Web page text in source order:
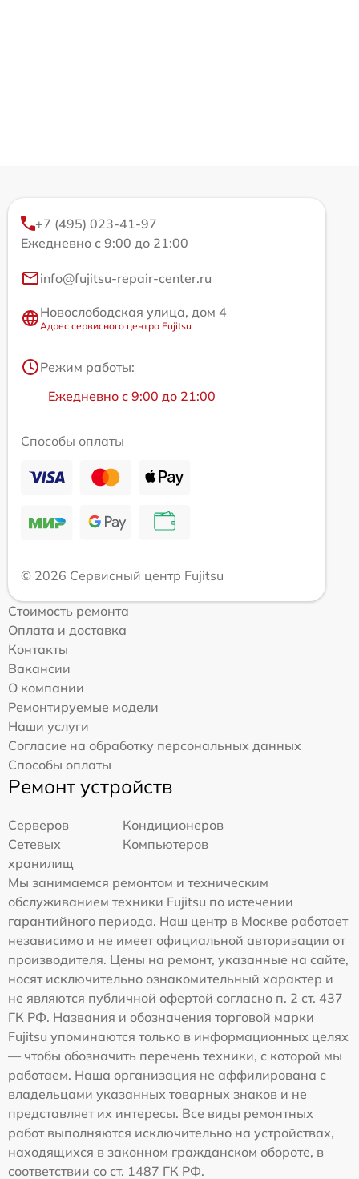
+7 (495) 023-41-97
Ежедневно с 9:00 до 21:00
info@fujitsu-repair-center.ru
Новослободская улица, дом 4
Адрес сервисного центра Fujitsu
Режим работы:
Ежедневно с 9:00 до 21:00
Способы оплаты
© 2026 Сервисный центр Fujitsu
Стоимость ремонта
Оплата и доставка
Контакты
Вакансии
О компании
Ремонтируемые модели
Наши услуги
Согласие на обработку персональных данных
Способы оплаты
Ремонт устройств
Серверов
Кондиционеров
Сетевых
хранилищ
Компьютеров
Мы занимаемся ремонтом и техническим
обслуживанием техники Fujitsu по истечении
гарантийного периода. Наш центр в Москве работает
независимо и не имеет официальной авторизации от
производителя. Цены на ремонт, указанные на сайте,
носят исключительно ознакомительный характер и
не являются публичной офертой согласно п. 2 ст. 437
ГК РФ. Названия и обозначения торговой марки
Fujitsu упоминаются только в информационных целях
— чтобы обозначить перечень техники, с которой мы
работаем. Наша организация не аффилирована с
владельцами указанных товарных знаков и не
представляет их интересы. Все виды ремонтных
работ выполняются исключительно на устройствах,
находящихся в законном гражданском обороте, в
соответствии со ст. 1487 ГК РФ.